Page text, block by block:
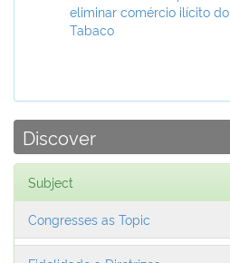
eliminar comércio ilícito do
Tabaco
Discover
Subject
Congresses as Topic